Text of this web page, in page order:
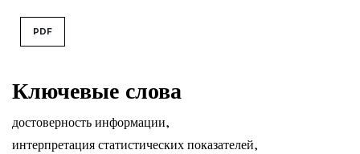
Ключевые слова
достоверность информации,
интерпретация статистических показателей,
PDF